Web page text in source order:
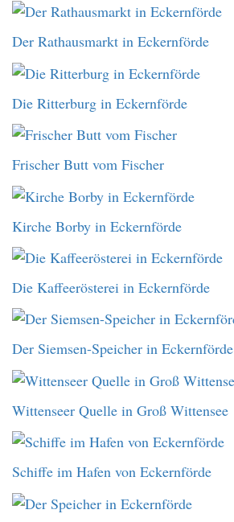
Der Rathausmarkt in Eckernförde
Die Ritterburg in Eckernförde
Frischer Butt vom Fischer
Kirche Borby in Eckernförde
Die Kaffeerösterei in Eckernförde
Der Siemsen-Speicher in Eckernförde
Wittenseer Quelle in Groß Wittensee
Schiffe im Hafen von Eckernförde